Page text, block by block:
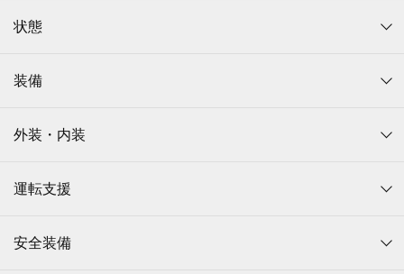
状態
装備
外装・内装
運転支援
安全装備